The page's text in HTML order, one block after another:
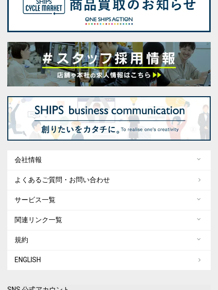
会社情報
よくあるご質問・お問い合わせ
サービス一覧
関連リンク一覧
規約
ENGLISH